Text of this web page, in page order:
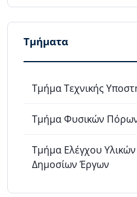
Τμήματα
Τμήμα Τεχνικής
Τμήμα Φυσικών
Τμήμα Ελέγχου
Δημοσίων Έργων